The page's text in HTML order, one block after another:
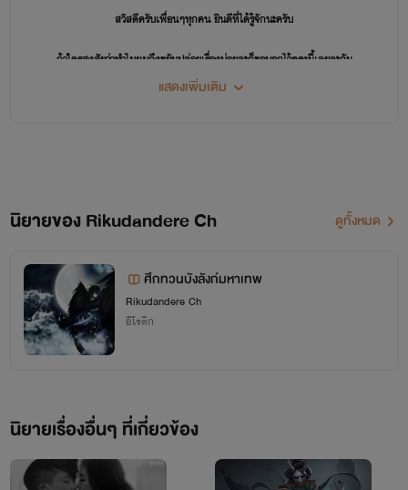
สวัสดีครับเพื่อนๆทุกคน ยินดีที่ได้รู้จักนะครับ
ถ้าใครสงสัยว่าทำไมผมถึงขยันปล่อยเรื่องบ่อยละก็ขอบอกไว้ตรงนี้เลยละกัน
1.ฮาเร็มมอนเตอร์ '
3.ผู้กล้าจอมมาร '
6 .ไม่จริงน้า~ผมเกิดใหม่กลายเป็นผู้หญิงในโลกแฟนตาซี [18+]
________________________________________
แสดงเพิ่มเติม
นิยายของ Rikudandere Ch ดูทั้งหมด
ศึกทวนบังลังก์มหาเทพ
Rikudandere Ch
อีโรติก
นิยายเรื่องอื่นๆ ที่เกี่ยวข้อง